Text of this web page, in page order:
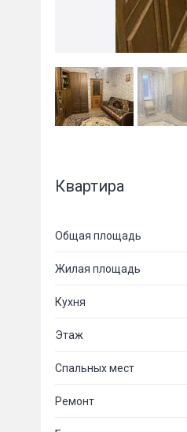
Квартира
Общая площадь
Жилая площадь
Кухня
Этаж
Спальных мест
Ремонт